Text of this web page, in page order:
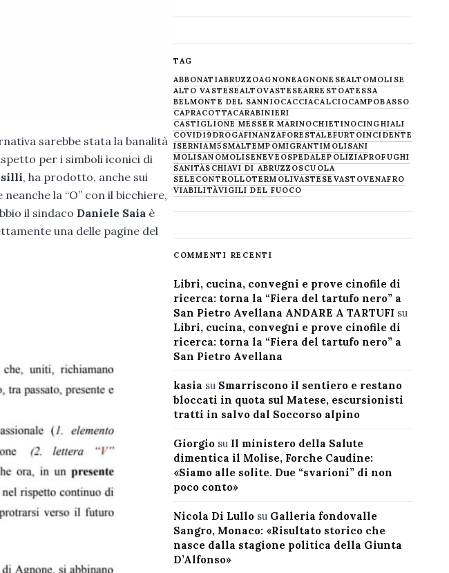
sarebbe stata la banalità
per i simboli iconici di
, ha prodotto, anche sui
la “O” con il bicchiere,
il sindaco Daniele Saia è
una delle pagine del
TAG
ABBONATIABRUZZOAGNONEAGNONESEALTOMOLISE
ALTO VASTESEALTOVASTESEARRESTOATESSA
BELMONTE DEL SANNIOCACCIACALCIOCAMPOBASSO
CAPRACOTTACARABINIERI
CASTIGLIONE MESSER MARINOCHIETINOCINGHIALI
COVID19DROGAFINANZAFORESTALEFURTOINCIDENTE
ISERNIAM5SMALTEMPOMIGRANTIMOLISANI
MOLISANOMOLISENEVE OSPEDALEPOLIZIAPROFUGHI
SANITÀSCHIAVI DI ABRUZZOSCUOLA
SELECONTROLLOTERMOLIVASTESE VASTOVENAFRO
VIABILITÀVIGILI DEL FUOCO
COMMENTI RECENTI
Libri, cucina, convegni e prove cinofile di
ricerca: torna la “Fiera del tartufo nero” a
San Pietro Avellana ANDARE A TARTUFI su
Libri, cucina, convegni e prove cinofile di
ricerca: torna la “Fiera del tartufo nero” a
San Pietro Avellana
kasia su Smarriscono il sentiero e restano
bloccati in quota sul Matese, escursionisti
tratti in salvo dal Soccorso alpino
Giorgiosu Il ministero della Salute
dimentica il Molise, Forche Caudine:
«Siamo alle solite. Due “svarioni” di non
poco conto»
Nicola Di Lullosu Galleria fondovalle
Sangro, Monaco: «Risultato storico che
nasce dalla stagione politica della Giunta
D’Alfonso»